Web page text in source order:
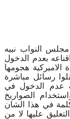
النواب نبيه
بعدم الدخول
هجومها
رسائل مباشرة
عدم الدخول في
الصواريخ
في هذا الشان
عليها لا من